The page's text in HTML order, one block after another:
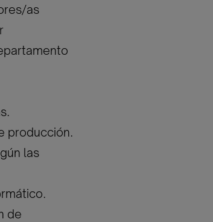
as
producción.
las
de